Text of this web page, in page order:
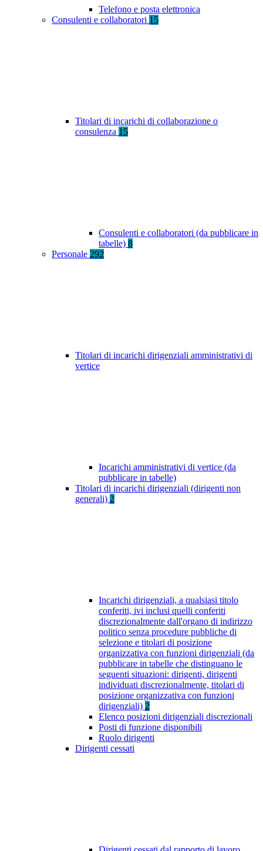
Telefono e posta elettronica
Consulenti e collaboratori 15
Titolari di incarichi di collaborazione o
consulenza 15
Consulenti e collaboratori (da pubblicare in
tabelle) 8
Personale 292
Titolari di incarichi dirigenziali amministrativi di
vertice
Incarichi amministrativi di vertice (da
pubblicare in tabelle)
Titolari di incarichi dirigenziali (dirigenti non
generali) 2
Incarichi dirigenziali, a qualsiasi titolo
conferiti, ivi inclusi quelli conferiti
discrezionalmente dall'organo di indirizzo
politico senza procedure pubbliche di
selezione e titolari di posizione
organizzativa con funzioni dirigenziali (da
pubblicare in tabelle che distinguano le
seguenti situazioni: dirigenti, dirigenti
individuati discrezionalmente, titolari di
posizione organizzativa con funzioni
dirigenziali) 2
Elenco posizioni dirigenziali discrezionali
Posti di funzione disponibili
Ruolo dirigenti
Dirigenti cessati